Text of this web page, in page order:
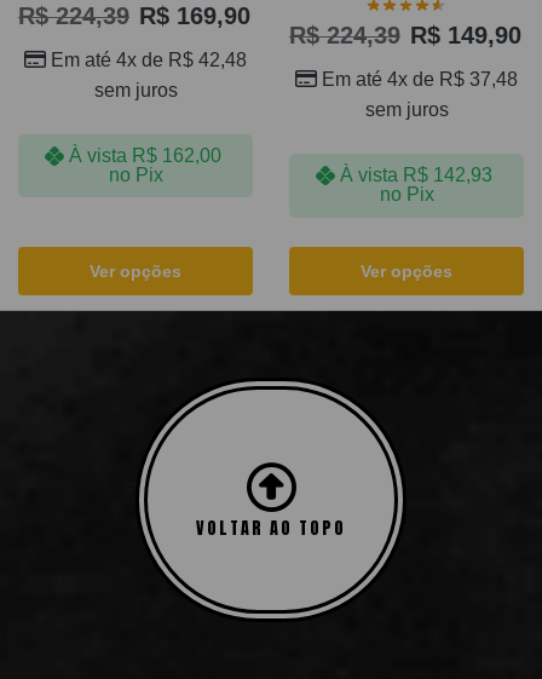
R$224,39 R$ 169,90
Em até 4x de R$ 42,48
sem juros
À vista R$ 162,00
no Pix
Ver opções
R$224,39 R$ 149,90
Em até 4x de R$ 37,48
sem juros
À vista R$ 142,93
no Pix
Ver opções
VOLTAR AO TOPO